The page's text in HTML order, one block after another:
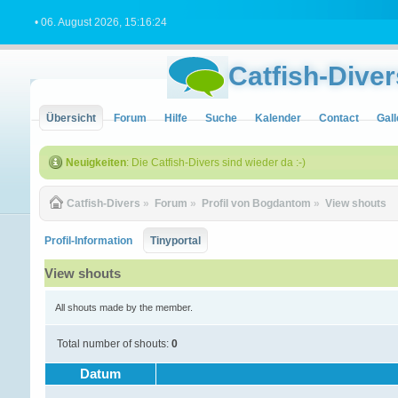
• 06. August 2026, 15:16:24
Catfish-
Übersicht Forum Hilfe Suche Kalender Contact
Neuigkeiten: Die Catfish-Divers sind wieder da :-)
Catfish-Divers » Forum » Profil von Bogdantom » View shouts
Profil-Information Tinyportal
View shouts
All shouts made by the member.
Total number of shouts:0
Datum